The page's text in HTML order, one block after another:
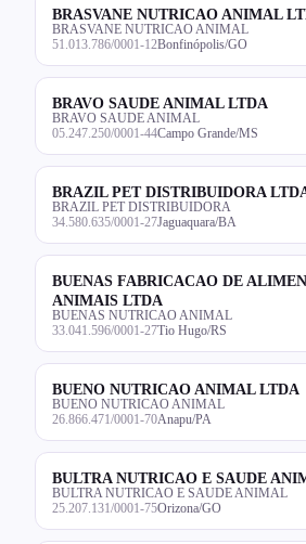
BRASVANE NUTRICAO ANIMAL
BRASVANE NUTRICAO ANIMAL
51.013.786/0001-12Bonfinópolis/GO
BRAVO SAUDE ANIMAL LTDA
BRAVO SAUDE ANIMAL
05.247.250/0001-44Campo Grande/MS
BRAZIL PET DISTRIBUIDORA
BRAZIL PET DISTRIBUIDORA
34.580.635/0001-27Jaguaquara/BA
BUENAS FABRICACAO DE
ANIMAIS LTDA
BUENAS NUTRICAO ANIMAL
33.041.596/0001-27Tio Hugo/RS
BUENO NUTRICAO ANIMAL LTDA
BUENO NUTRICAO ANIMAL
26.866.471/0001-70Anapu/PA
BULTRA NUTRICAO E SAUDE
BULTRA NUTRICAO E SAUDE ANIMAL
25.207.131/0001-75Orizona/GO